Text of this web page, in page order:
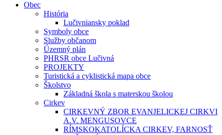
Obec
História
Lučivniansky poklad
Symboly obce
Služby občanom
Územný plán
PHRSR obce Lučivná
PROJEKTY
Turistická a cyklistická mapa obce
Školstvo
Základná škola s materskou školou
Cirkev
CIRKEVNÝ ZBOR EVANJELICKEJ CIRKVI
A.V. MENGUSOVCE
RÍMSKOKATOLÍCKA CIRKEV, FARNOSŤ